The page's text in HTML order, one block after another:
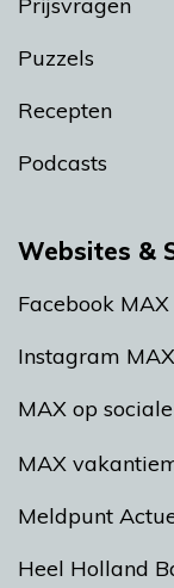
Prijsvragen
Puzzels
Recepten
Podcasts
Websites &
Facebook
Instagram
MAX op
MAX
Meldpunt
Heel Holland